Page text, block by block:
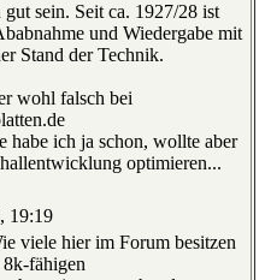
sein. Seit ca. 1927/28 ist
und Wiedergabe mit
Stand der Technik.
wohl falsch bei
habe ich ja schon, wollte aber
optimieren...
19:19
viele hier im Forum besitzen
fähigen